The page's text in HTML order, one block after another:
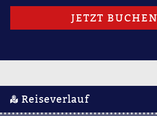
JETZT BUCHEN
Reiseverlauf